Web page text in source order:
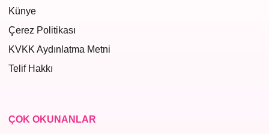
Künye
Çerez Politikası
KVKK Aydınlatma Metni
Telif Hakkı
ÇOK OKUNANLAR